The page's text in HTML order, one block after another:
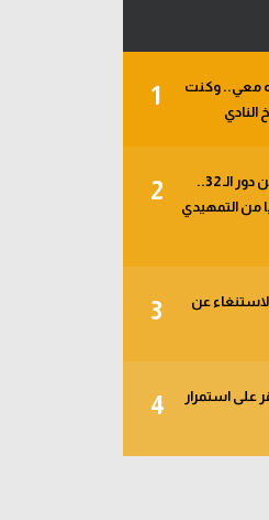
1
معي.. وكنت
2
خبر في الجول - الأهلي يبدأ من دور الـ 32..
من التمهيدي
3
عن
4
على استمرار